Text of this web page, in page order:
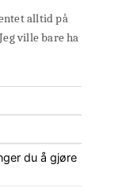
alltid på
ville bare ha
du å gjøre